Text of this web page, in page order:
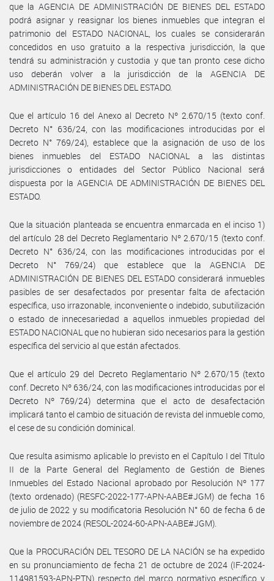
que la AGENCIA DE ADMINISTRACIÓN DE BIENES DEL ESTADO
podrá asignar y reasignar los bienes inmuebles que integran el
patrimonio del ESTADO NACIONAL, los cuales se considerarán
concedidos en uso gratuito a la respectiva jurisdicción, la que
tendrá su administración y custodia y que tan pronto cese dicho
uso deberán volver a la jurisdicción de la AGENCIA DE
ADMINISTRACIÓN DE BIENES DEL ESTADO.
Que el artículo 16 del Anexo al Decreto Nº 2.670/15 (texto conf.
Decreto N° 636/24, con las modificaciones introducidas por el
Decreto N° 769/24), establece que la asignación de uso de los
bienes inmuebles del ESTADO NACIONAL a las distintas
jurisdicciones o entidades del Sector Público Nacional será
dispuesta por la AGENCIA DE ADMINISTRACIÓN DE BIENES DEL
ESTADO.
Que la situación planteada se encuentra enmarcada en el inciso 1)
del artículo 28 del Decreto Reglamentario Nº 2.670/15 (texto conf.
Decreto N° 636/24, con las modificaciones introducidas por el
Decreto N° 769/24) que establece que la AGENCIA DE
ADMINISTRACIÓN DE BIENES DEL ESTADO considerará inmuebles
pasibles de ser desafectados por presentar falta de afectación
específica, uso irrazonable, inconveniente o indebido, subutilización
o estado de innecesariedad a aquellos inmuebles propiedad del
ESTADO NACIONAL que no hubieran sido necesarios para la gestión
específica del servicio al que están afectados.
Que el artículo 29 del Decreto Reglamentario Nº 2.670/15 (texto
conf. Decreto Nº 636/24, con las modificaciones introducidas por el
Decreto Nº 769/24) determina que el acto de desafectación
implicará tanto el cambio de situación de revista del inmueble como,
el cese de su condición dominical.
Que resulta asimismo aplicable lo previsto en el Capítulo I del Título
II de la Parte General del Reglamento de Gestión de Bienes
Inmuebles del Estado Nacional aprobado por Resolución Nº 177
(texto ordenado) (RESFC-2022-177-APN-AABE#JGM) de fecha 16
de julio de 2022 y su modificatoria Resolución N° 60 de fecha 6 de
noviembre de 2024 (RESOL-2024-60-APN-AABE#JGM).
Que la PROCURACIÓN DEL TESORO DE LA NACIÓN se ha expedido
en su pronunciamiento de fecha 21 de octubre de 2024 (IF-2024-
114981593-APN-PTN) respecto del marco normativo específico y